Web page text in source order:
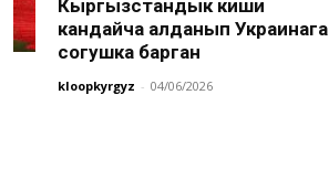
Кыргызстандык киши
кандайча алданып Украинага
согушка барган
kloopkyrgyz - 04/06/2026